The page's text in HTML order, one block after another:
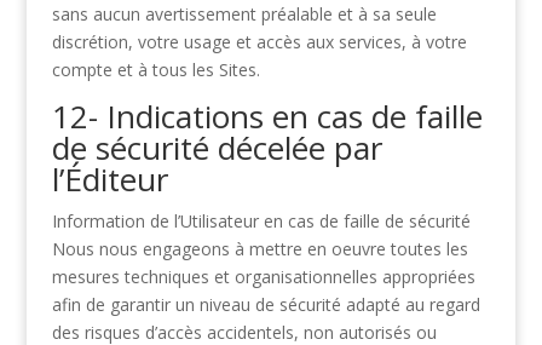
sans aucun avertissement préalable et à sa seule
discrétion, votre usage et accès aux services, à votre
compte et à tous les Sites.
12- Indications en cas de faille
de sécurité décelée par
l’Éditeur
Information de l’Utilisateur en cas de faille de sécurité
Nous nous engageons à mettre en oeuvre toutes les
mesures techniques et organisationnelles appropriées
afin de garantir un niveau de sécurité adapté au regard
des risques d’accès accidentels, non autorisés ou